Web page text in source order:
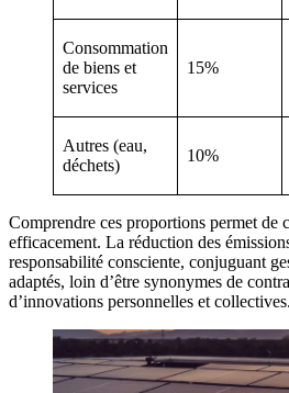
Consommation
de biens et
services
15%
Autres (eau,
déchets)
10%
Comprendre ces proportions permet de
efficacement. La réduction des
responsabilité consciente, conjuguant
adaptés, loin d’être synonymes de
d’innovations personnelles et collectives.